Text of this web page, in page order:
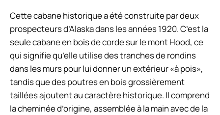
Cette cabane historique a été construite par deux
prospecteurs d’Alaska dans les années 1920. C’est la
seule cabane en bois de corde sur le mont Hood, ce
qui signifie qu’elle utilise des tranches de rondins
dans les murs pour lui donner un extérieur «à pois»,
tandis que des poutres en bois grossièrement
taillées ajoutent au caractère historique. Il comprend
la cheminée d’origine, assemblée à la main avec de la